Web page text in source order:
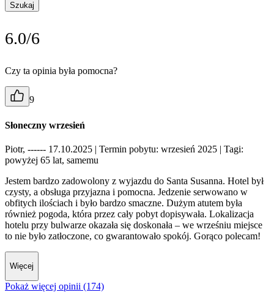
Szukaj
6.0/6
Czy ta opinia była pomocna?
9
Słoneczny wrzesień
Piotr, ------ 17.10.2025 | Termin pobytu: wrzesień 2025 | Tagi:
powyżej 65 lat, samemu
Jestem bardzo zadowolony z wyjazdu do Santa Susanna. Hotel był
czysty, a obsługa przyjazna i pomocna. Jedzenie serwowano w
obfitych ilościach i było bardzo smaczne. Dużym atutem była
również pogoda, która przez cały pobyt dopisywała. Lokalizacja
hotelu przy bulwarze okazała się doskonała – we wrześniu miejsce
to nie było zatłoczone, co gwarantowało spokój. Gorąco polecam!
Więcej
Pokaż więcej opinii (174)